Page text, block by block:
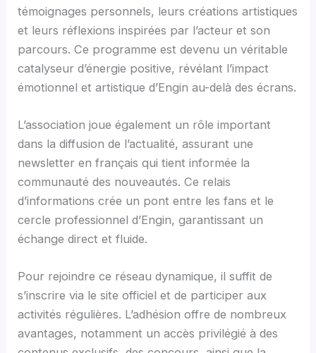
témoignages personnels, leurs créations artistiques
et leurs réflexions inspirées par l’acteur et son
parcours. Ce programme est devenu un véritable
catalyseur d’énergie positive, révélant l’impact
émotionnel et artistique d’Engin au-delà des écrans.
L’association joue également un rôle important
dans la diffusion de l’actualité, assurant une
newsletter en français qui tient informée la
communauté des nouveautés. Ce relais
d’informations crée un pont entre les fans et le
cercle professionnel d’Engin, garantissant un
échange direct et fluide.
Pour rejoindre ce réseau dynamique, il suffit de
s’inscrire via le site officiel et de participer aux
activités régulières. L’adhésion offre de nombreux
avantages, notamment un accès privilégié à des